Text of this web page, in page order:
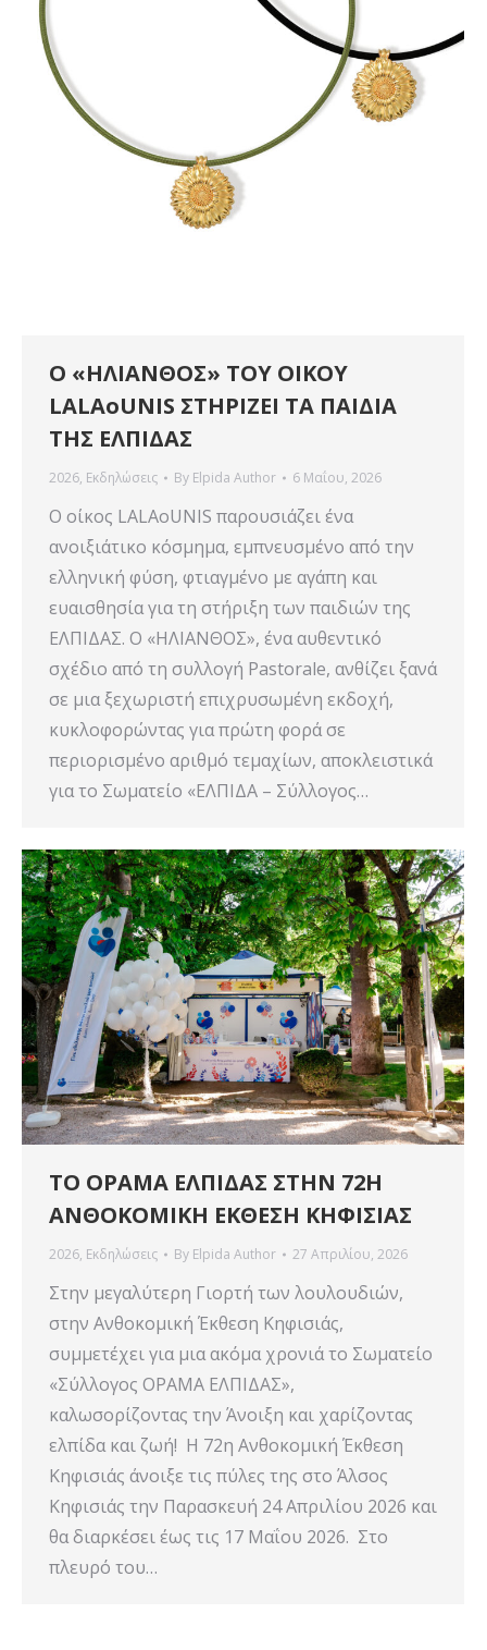
Ο «ΗΛΙΑΝΘΟΣ» ΤΟΥ ΟΙΚΟΥ
LALAoUNIS ΣΤΗΡΙΖΕΙ ΤΑ ΠΑΙΔΙΑ
ΤΗΣ ΕΛΠΙΔΑΣ
2026, Εκδηλώσεις By Elpida Author 6 Μαΐου, 2026
Ο οίκος LALAoUNIS παρουσιάζει ένα
ανοιξιάτικο κόσμημα, εμπνευσμένο από την
ελληνική φύση, φτιαγμένο με αγάπη και
ευαισθησία για τη στήριξη των παιδιών της
ΕΛΠΙΔΑΣ. Ο «ΗΛΙΑΝΘΟΣ», ένα αυθεντικό
σχέδιο από τη συλλογή Pastorale, ανθίζει ξανά
σε μια ξεχωριστή επιχρυσωμένη εκδοχή,
κυκλοφορώντας για πρώτη φορά σε
περιορισμένο αριθμό τεμαχίων, αποκλειστικά
για το Σωματείο «ΕΛΠΙΔΑ – Σύλλογος…
ΤΟ ΟΡΑΜΑ ΕΛΠΙΔΑΣ ΣΤΗΝ 72Η
ΑΝΘΟΚΟΜΙΚΗ ΕΚΘΕΣΗ ΚΗΦΙΣΙΑΣ
2026, Εκδηλώσεις By Elpida Author 27 Απριλίου, 2026
Στην μεγαλύτερη Γιορτή των λουλουδιών,
στην Ανθοκομική Έκθεση Κηφισιάς,
συμμετέχει για μια ακόμα χρονιά το Σωματείο
«Σύλλογος ΟΡΑΜΑ ΕΛΠΙΔΑΣ»,
καλωσορίζοντας την Άνοιξη και χαρίζοντας
ελπίδα και ζωή! Η 72η Ανθοκομική Έκθεση
Κηφισιάς άνοιξε τις πύλες της στο Άλσος
Κηφισιάς την Παρασκευή 24 Απριλίου 2026 και
θα διαρκέσει έως τις 17 Μαΐου 2026. Στο
πλευρό του…